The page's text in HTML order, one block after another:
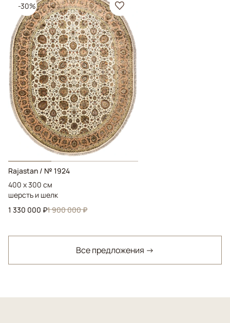
-30%
Rajastan / № 1924
400 x 300 см
шерсть и шелк
1 330 000 ₽1 900 000 ₽
Все предложения →